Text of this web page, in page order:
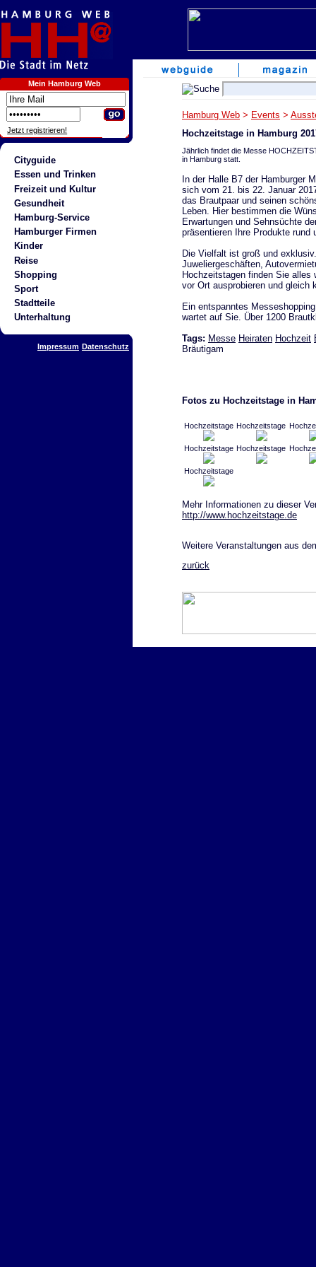
Mein Hamburg Web
Jetzt registrieren!
Cityguide
Essen und Trinken
Freizeit und Kultur
Gesundheit
Hamburg-Service
Hamburger Firmen
Kinder
Reise
Shopping
Sport
Stadtteile
Unterhaltung
Impressum Datenschutz
Hamburg Web > Events >
Hochzeitstage in Hamburg
Jährlich findet die Messe
in Hamburg statt.
In der Halle B7 der Hamburger
sich vom 21. bis 22. Januar
das Brautpaar und seinen
Leben. Hier bestimmen die
Erwartungen und Sehnsüchte
präsentieren Ihre Produkte rund
Die Vielfalt ist groß und
Juweliergeschäften,
Hochzeitstagen finden Sie
vor Ort ausprobieren und gleich
Ein entspanntes
wartet auf Sie. Über 1200
Tags: Messe Heiraten Hochzeit
Bräutigam
Fotos zu Hochzeitstage in
Hochzeitstage Hochzeitstage
Hochzeitstage Hochzeitstage
Hochzeitstage
Mehr Informationen zu dieser
http://www.hochzeitstage.de
Weitere Veranstaltungen aus
zurück